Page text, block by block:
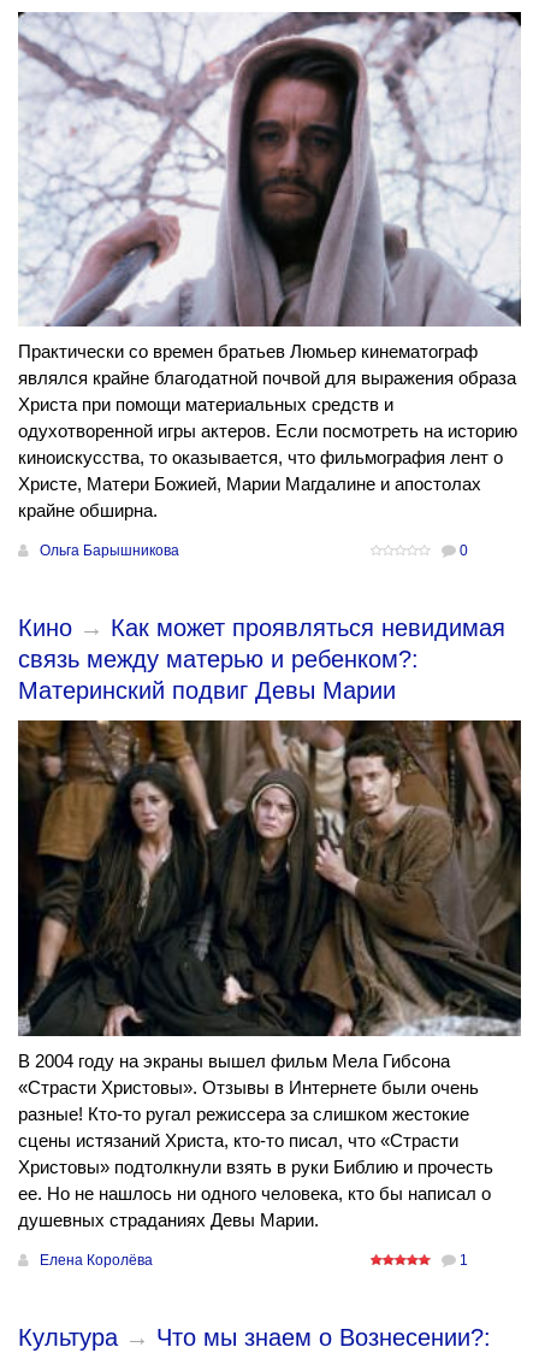
Практически со времен братьев Люмьер кинематограф
являлся крайне благодатной почвой для выражения образа
Христа при помощи материальных средств и
одухотворенной игры актеров. Если посмотреть на историю
киноискусства, то оказывается, что фильмография лент о
Христе, Матери Божией, Марии Магдалине и апостолах
крайне обширна.
Ольга Барышникова 0
Кино → Как может проявляться невидимая
связь между матерью и ребенком?:
Материнский подвиг Девы Марии
В 2004 году на экраны вышел фильм Мела Гибсона
«Страсти Христовы». Отзывы в Интернете были очень
разные! Кто-то ругал режиссера за слишком жестокие
сцены истязаний Христа, кто-то писал, что «Страсти
Христовы» подтолкнули взять в руки Библию и прочесть
ее. Но не нашлось ни одного человека, кто бы написал о
душевных страданиях Девы Марии.
Елена Королёва 1
Культура → Что мы знаем о Вознесении?: